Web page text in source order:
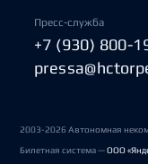
Пресс-служба
+7 (930) 800-
2003-2026 Автономная
Билетная система —ООО